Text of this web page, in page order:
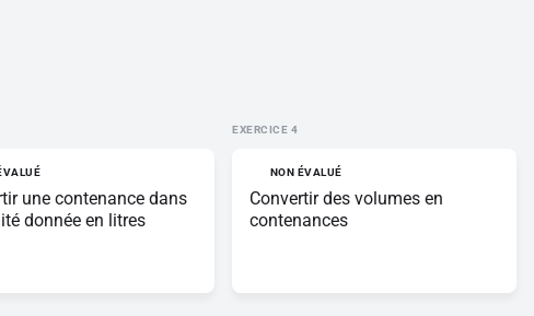
une contenance dans
donnée en litres
EXERCICE
NON ÉVALUÉ
Convertir des volumes en
contenances